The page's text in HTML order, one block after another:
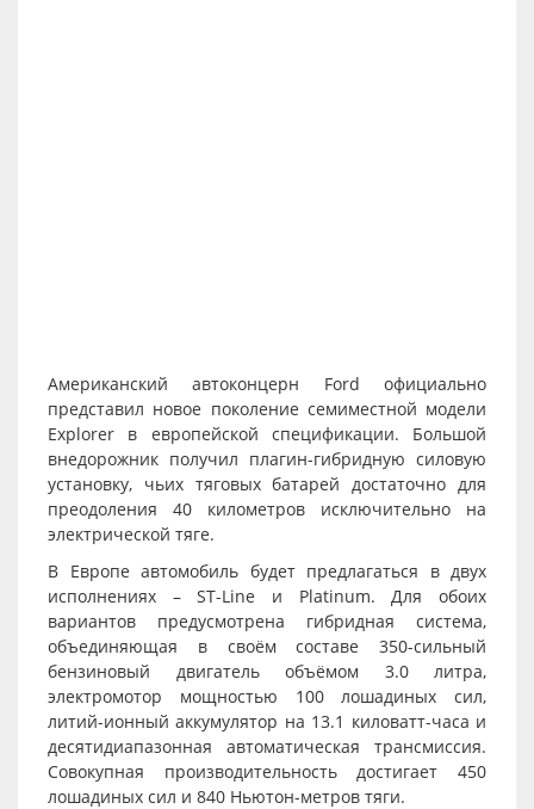
Американский автоконцерн Ford официально
представил новое поколение семиместной модели
Explorer в европейской спецификации. Большой
внедорожник получил плагин-гибридную силовую
установку, чьих тяговых батарей достаточно для
преодоления 40 километров исключительно на
электрической тяге.
В Европе автомобиль будет предлагаться в двух
исполнениях – ST-Line и Platinum. Для обоих
вариантов предусмотрена гибридная система,
объединяющая в своём составе 350-сильный
бензиновый двигатель объёмом 3.0 литра,
электромотор мощностью 100 лошадиных сил,
литий-ионный аккумулятор на 13.1 киловатт-часа и
десятидиапазонная автоматическая трансмиссия.
Совокупная производительность достигает 450
лошадиных сил и 840 Ньютон-метров тяги.